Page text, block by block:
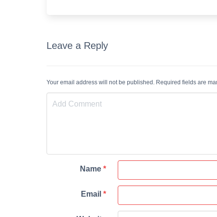
Leave a Reply
Your email address will not be published. Required fields are
Name *
Email *